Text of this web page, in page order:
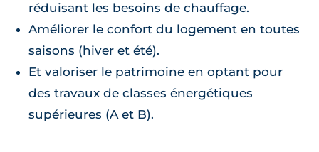
réduisant les besoins de chauffage.
Améliorer le confort du logement en toutes
saisons (hiver et été).
Et valoriser le patrimoine en optant pour
des travaux de classes énergétiques
supérieures (A et B).